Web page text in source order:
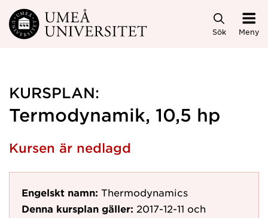
Hoppa direkt till innehållet
Sök Meny
KURSPLAN:
Termodynamik, 10,5 hp
Kursen är nedlagd
Engelskt namn: Thermodynamics
Denna kursplan gäller: 2017-12-11 och